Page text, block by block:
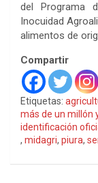
del Programa
Inocuidad
alimentos de
Compartir
Etiquetas:
más de un millón
identificación
, midagri, piura,